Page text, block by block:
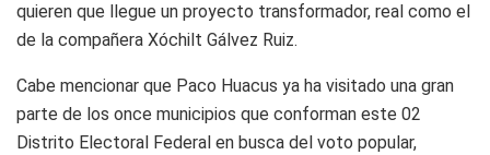
quieren que llegue un proyecto transformador, real como el
de la compañera Xóchilt Gálvez Ruiz.
Cabe mencionar que Paco Huacus ya ha visitado una gran
parte de los once municipios que conforman este 02
Distrito Electoral Federal en busca del voto popular,